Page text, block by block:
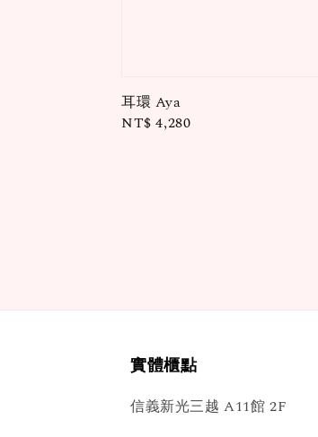
耳環 Aya
Regular
NT$ 4,280
實體櫃點
信義新光三越 A11館 2F